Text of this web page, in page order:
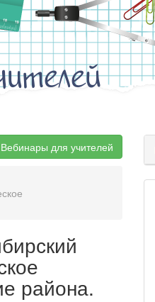
Вебинары для учителей
района.